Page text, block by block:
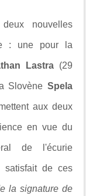
nouvelles
: une pour la
Lastra(29
Slovène Spela
aux deux
en vue du
de l'écurie
de ces
la signature de